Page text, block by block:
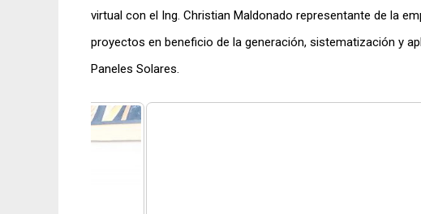
virtual con el Ing. Christian Maldonado representante de la
proyectos en beneficio de la generación, sistematización y
Paneles Solares.